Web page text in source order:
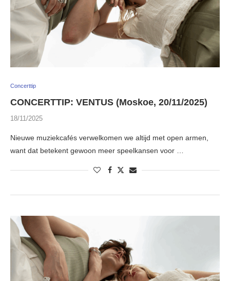
Concerttip
CONCERTTIP: VENTUS (Moskoe, 20/11/2025)
18/11/2025
Nieuwe muziekcafés verwelkomen we altijd met open armen,
want dat betekent gewoon meer speelkansen voor …